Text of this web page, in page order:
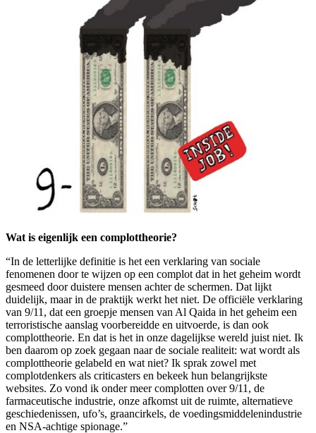
Wat is eigenlijk een complottheorie?
“In de letterlijke definitie is het een verklaring van sociale
fenomenen door te wijzen op een complot dat in het geheim wordt
gesmeed door duistere mensen achter de schermen. Dat lijkt
duidelijk, maar in de praktijk werkt het niet. De officiële verklaring
van 9/11, dat een groepje mensen van Al Qaida in het geheim een
terroristische aanslag voorbereidde en uitvoerde, is dan ook
complottheorie. En dat is het in onze dagelijkse wereld juist niet. Ik
ben daarom op zoek gegaan naar de sociale realiteit: wat wordt als
complottheorie gelabeld en wat niet? Ik sprak zowel met
complotdenkers als criticasters en bekeek hun belangrijkste
websites. Zo vond ik onder meer complotten over 9/11, de
farmaceutische industrie, onze afkomst uit de ruimte, alternatieve
geschiedenissen, ufo’s, graancirkels, de voedingsmiddelenindustrie
en NSA-achtige spionage.”